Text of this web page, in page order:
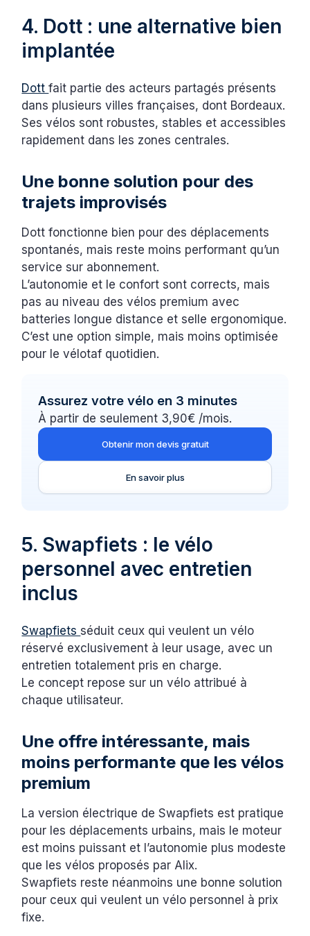
4. Dott : une alternative bien
implantée
Dottfait partie des acteurs partagés présents
dans plusieurs villes françaises, dont Bordeaux.
Ses vélos sont robustes, stables et accessibles
rapidement dans les zones centrales.
Une bonne solution pour des
trajets improvisés
Dott fonctionne bien pour des déplacements
spontanés, mais reste moins performant qu’un
service sur abonnement.
L’autonomie et le confort sont corrects, mais
pas au niveau des vélos premium avec
batteries longue distance et selle ergonomique.
C’est une option simple, mais moins optimisée
pour le vélotaf quotidien.
Assurez votre vélo en 3 minutes
À partir de seulement 3,90€ /mois.
Obtenir mon devis gratuit
En savoir plus
5. Swapfiets : le vélo
personnel avec entretien
inclus
Swapfietsséduit ceux qui veulent un vélo
réservé exclusivement à leur usage, avec un
entretien totalement pris en charge.
Le concept repose sur un vélo attribué à
chaque utilisateur.
Une offre intéressante, mais
moins performante que les vélos
premium
La version électrique de Swapfiets est pratique
pour les déplacements urbains, mais le moteur
est moins puissant et l’autonomie plus modeste
que les vélos proposés par Alix.
Swapfiets reste néanmoins une bonne solution
pour ceux qui veulent un vélo personnel à prix
fixe.